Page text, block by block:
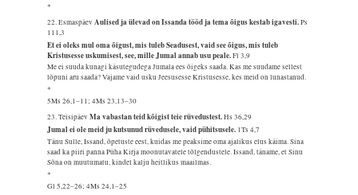
*
22. EsmaspäevAulised ja ülevad on Issanda tööd ja tema õigus kestab igavesti.Ps
111,3
Et ei oleks mul oma õigust, mis tuleb Seadusest, vaid see õigus, mis tuleb
Kristusesse uskumisest, see, mille Jumal annab usu peale.Fl 3,9
Me ei suuda kunagi käsutegudega Jumala ees õigeks saada. Kas me suudame sellest
lõpuni aru saada? Vajame vaid usku Jeesusesse Kristusesse, kes meid on lunastanud.
*
5Ms 26,1–11; 4Ms 23,13–30
23. TeisipäevMa vabastan teid kõigist teie rüvedustest.Hs 36,29
Jumal ei ole meid ju kutsunud rüvedusele, vaid pühitsusele. 1Ts 4,7
Tänu Sulle, Issand, õpetuste eest, kuidas me peaksime oma ajalikus elus käima. Sina
saad ka piiri panna Püha Kirja moonutavatele tõlgendustele. Issand, täname, et Sinu
Sõna on muutumatu, kindel kalju heitlikus maailmas.
*
Gl 5,22–26; 4Ms 24,1–25